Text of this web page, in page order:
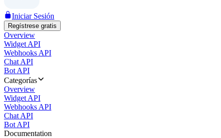
Iniciar Sesión
Regístrese gratis
Overview
Widget API
Webhooks API
Chat API
Bot API
Categorías
Overview
Widget API
Webhooks API
Chat API
Bot API
Documentation